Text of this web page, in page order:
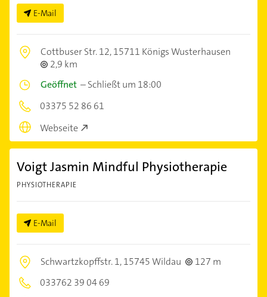
E-Mail
Cottbuser Str. 12,15711 Königs Wusterhausen
2,9 km
Geöffnet –Schließt um 18:00
03375 52 86 61
Webseite
Voigt Jasmin Mindful Physiotherapie
PHYSIOTHERAPIE
E-Mail
Schwartzkopffstr. 1,15745 Wildau
127 m
033762 39 04 69